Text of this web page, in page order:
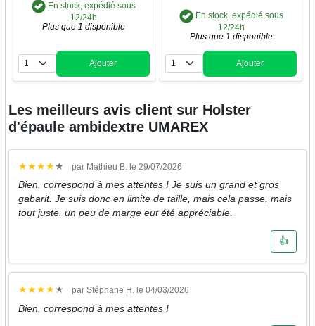
En stock, expédié sous
12/24h
Plus que 1 disponible
Quantité
Ajouter
En stock, expédié sous
12/24h
Plus que 1 disponible
Quantité
Ajouter
Les meilleurs avis client sur Holster
d'épaule ambidextre UMAREX
★★★★★ par Mathieu B. le 29/07/2026
Bien, correspond à mes attentes ! Je suis un grand et gros
gabarit. Je suis donc en limite de taille, mais cela passe, mais
tout juste. un peu de marge eut été appréciable.
👍
★★★★★ par Stéphane H. le 04/03/2026
Bien, correspond à mes attentes !